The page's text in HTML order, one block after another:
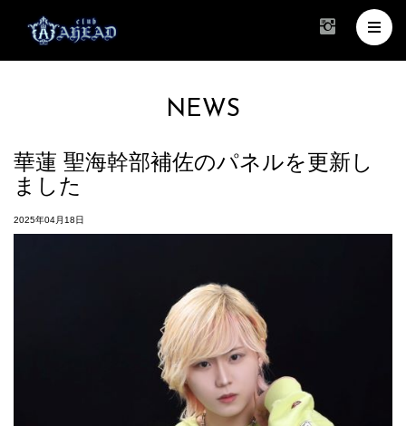
NEWS
華蓮 聖海幹部補佐のパネルを更新し
ました
2025年04月18日